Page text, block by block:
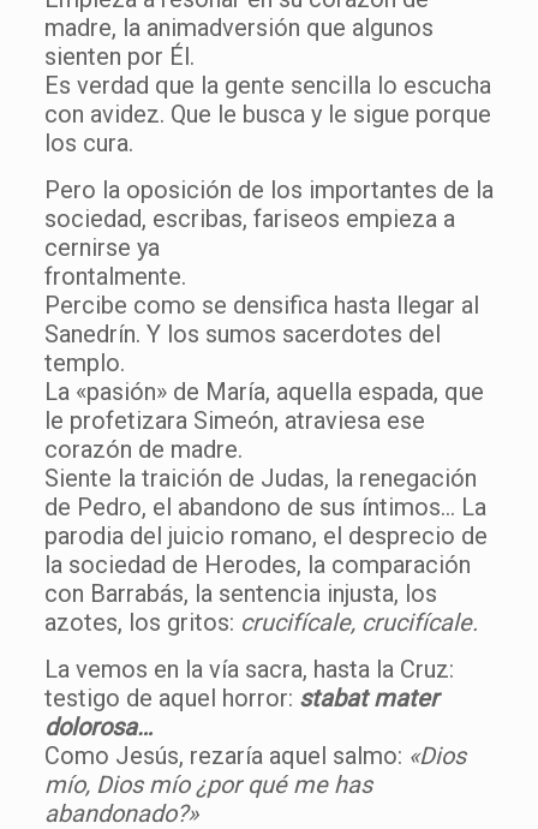
madre, la animadversión que algunos
sienten por Él.
Es verdad que la gente sencilla lo escucha
con avidez. Que le busca y le sigue porque
los cura.
Pero la oposición de los importantes de la
sociedad, escribas, fariseos empieza a
cernirse ya
frontalmente.
Percibe como se densifica hasta llegar al
Sanedrín. Y los sumos sacerdotes del
templo.
La «pasión» de María, aquella espada, que
le profetizara Simeón, atraviesa ese
corazón de madre.
Siente la traición de Judas, la renegación
de Pedro, el abandono de sus íntimos… La
parodia del juicio romano, el desprecio de
la sociedad de Herodes, la comparación
con Barrabás, la sentencia injusta, los
azotes, los gritos: crucifícale, crucifícale.
La vemos en la vía sacra, hasta la Cruz:
testigo de aquel horror: stabat mater
dolorosa…
Como Jesús, rezaría aquel salmo: «Dios
mío, Dios mío ¿por qué me has
abandonado?»